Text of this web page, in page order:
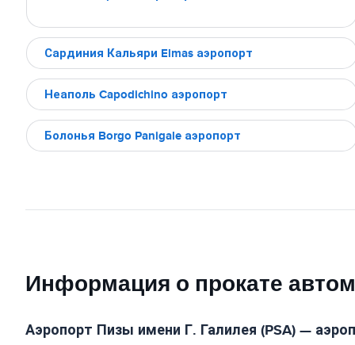
Сардиния Кальяри Elmas аэропорт
Неаполь Capodichino аэропорт
Болонья Borgo Panigale аэропорт
Информация о прокате
Аэропорт Пизы имени Г. Галилея (PSA) —